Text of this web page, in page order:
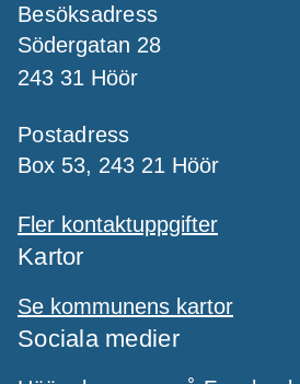
Besöksadress
Södergatan 28
243 31 Höör
Postadress
Box 53, 243 21 Höör
Fler kontaktuppgifter
Kartor
Se kommunens kartor
Sociala medier